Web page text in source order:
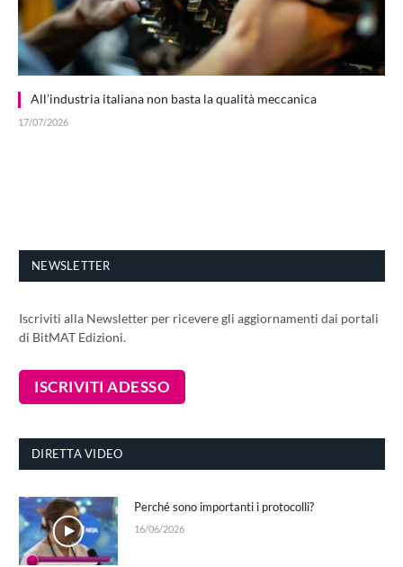
All’industria italiana non basta la qualità meccanica
17/07/2026
NEWSLETTER
Iscriviti alla Newsletter per ricevere gli aggiornamenti dai portali
di BitMAT Edizioni.
DIRETTA VIDEO
Perché sono importanti i protocolli?
16/06/2026